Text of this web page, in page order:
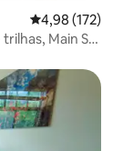
4,98 de uma
4,98 (172)
Main St |